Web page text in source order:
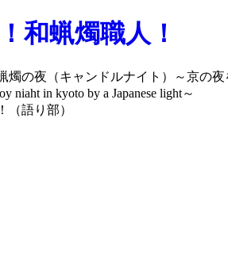
和蝋燭職人！
燭の夜（キャンドルナイト）～京の
niaht in kyoto by a Japanese light～
（語り部）